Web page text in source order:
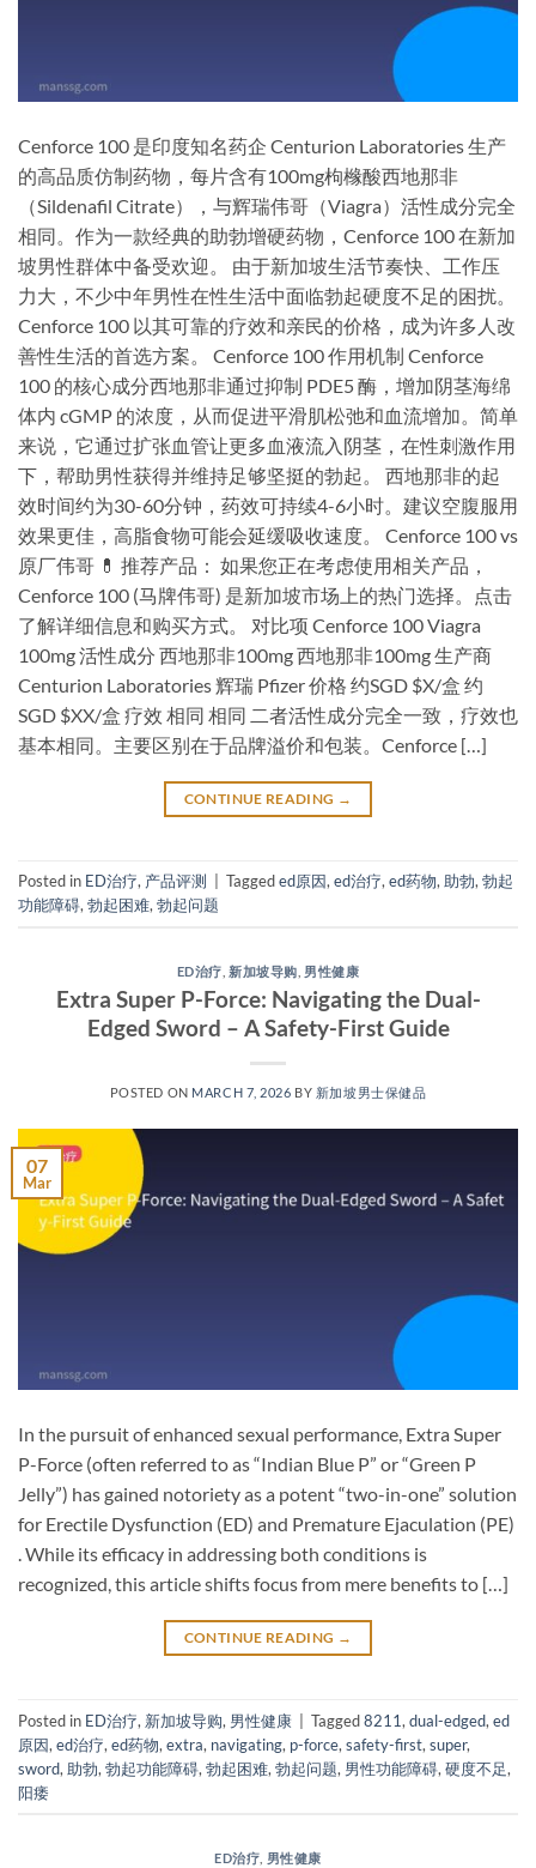
Cenforce 100 是印度知名药企 Centurion Laboratories 生产
的高品质仿制药物，每片含有100mg枸橼酸西地那非
（Sildenafil Citrate），与辉瑞伟哥（Viagra）活性成分完全
相同。作为一款经典的助勃增硬药物，Cenforce 100 在新加
坡男性群体中备受欢迎。 由于新加坡生活节奏快、工作压
力大，不少中年男性在性生活中面临勃起硬度不足的困扰。
Cenforce 100 以其可靠的疗效和亲民的价格，成为许多人改
善性生活的首选方案。 Cenforce 100 作用机制 Cenforce
100 的核心成分西地那非通过抑制 PDE5 酶，增加阴茎海绵
体内 cGMP 的浓度，从而促进平滑肌松弛和血流增加。简单
来说，它通过扩张血管让更多血液流入阴茎，在性刺激作用
下，帮助男性获得并维持足够坚挺的勃起。 西地那非的起
效时间约为30-60分钟，药效可持续4-6小时。建议空腹服用
效果更佳，高脂食物可能会延缓吸收速度。 Cenforce 100 vs
原厂伟哥 💊 推荐产品： 如果您正在考虑使用相关产品，
Cenforce 100 (马牌伟哥) 是新加坡市场上的热门选择。点击
了解详细信息和购买方式。 对比项 Cenforce 100 Viagra
100mg 活性成分 西地那非100mg 西地那非100mg 生产商
Centurion Laboratories 辉瑞 Pfizer 价格 约SGD $X/盒 约
SGD $XX/盒 疗效 相同 相同 二者活性成分完全一致，疗效也
基本相同。主要区别在于品牌溢价和包装。Cenforce […]
CONTINUE READING →
Posted in ED治疗, 产品评测 Taggeded原因,ed治疗,ed药物,助勃,勃起
功能障碍,勃起困难,勃起问题
ED治疗 ,新加坡导购 男性健康
Extra Super P-Force: Navigating the Dual-
Edged Sword – A Safety-First Guide
POSTED ON MARCH 7, 2026 BY 新加坡男士保健品
07
Mar
In the pursuit of enhanced sexual performance, Extra Super
P-Force​ (often referred to as “Indian Blue P” or “Green P
Jelly”) has gained notoriety as a potent “two-in-one” solution
for Erectile Dysfunction (ED)​ and Premature Ejaculation (PE)​
. While its efficacy in addressing both conditions is
recognized, this article shifts focus from mere benefits to […]
CONTINUE READING →
Posted in ED治疗, 新加坡导购, 男性健康 Tagged8211, dual-edged, ed
原因, ed治疗, ed药物, extra, navigating, p-force, safety-first, super,
sword, 助勃, 勃起功能障碍, 勃起困难, 勃起问题, 男性功能障碍, 硬度不足,
阳痿
ED治疗 男性健康